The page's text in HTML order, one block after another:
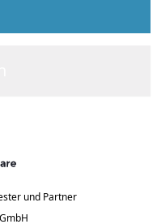
und Partner